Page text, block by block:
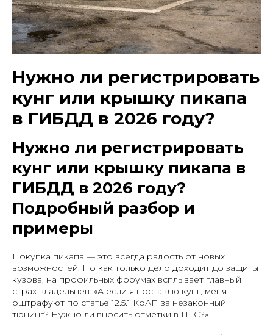
Нужно ли регистрировать
кунг или крышку пикапа
в ГИБДД в 2026 году?
Нужно ли регистрировать
кунг или крышку пикапа в
ГИБДД в 2026 году?
Подробный разбор и
примеры
Покупка пикапа — это всегда радость от новых
возможностей. Но как только дело доходит до защиты
кузова, на профильных форумах всплывает главный
страх владельцев: «А если я поставлю кунг, меня
оштрафуют по статье 12.5.1 КоАП за незаконный
тюнинг? Нужно ли вносить отметки в ПТС?»